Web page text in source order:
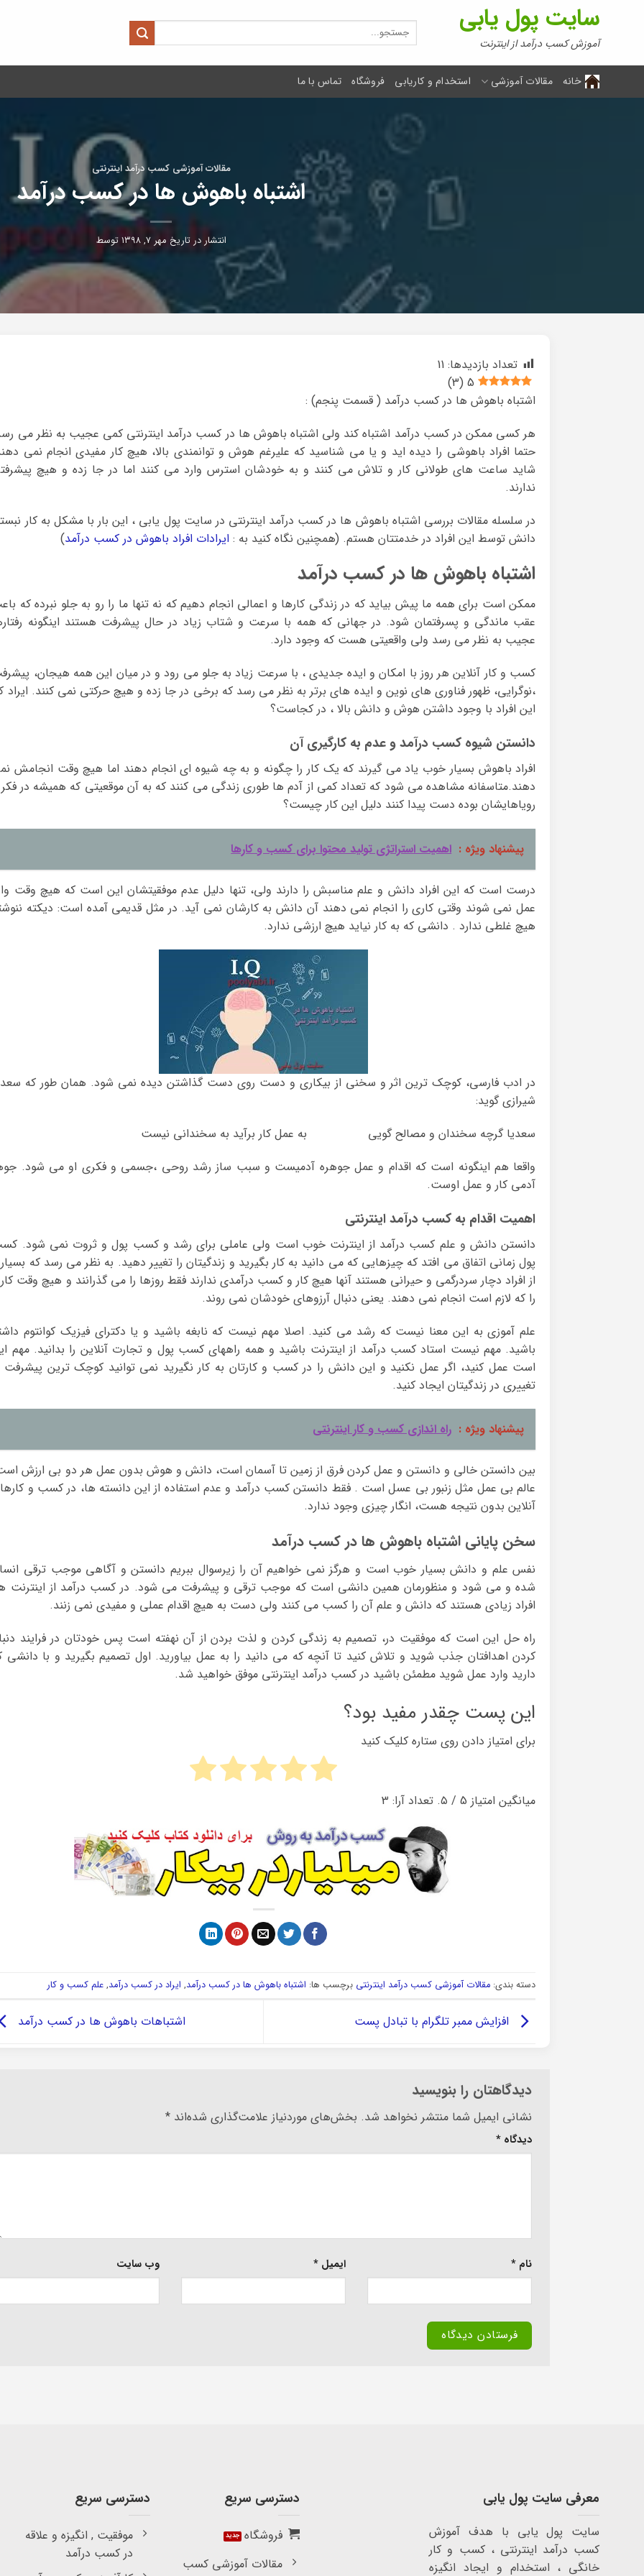
سایت پول یابی
آموزش کسب درآمد از اینترنت
جستجو
برای:
خانه مقالات آموزشی استخدام و کاریابی فروشگاه تماس با ما
مقالات آموزشی کسب درآمد اینترنتی
اشتباه باهوش ها در کسب درآمد
انتشار در تاریخ مهر ۷, ۱۳۹۸ توسط
تعداد بازدیدها: 11
5
(
3
)
اشتباه باهوش ها در کسب درآمد ( قسمت پنجم) :
هر کسی ممکن در کسب درآمد اشتباه کند ولی اشتباه باهوش ها در کسب درآمد اینترنتی کمی عجیب به نظر می
حتما افراد باهوشی را دیده اید و یا می شناسید که علیرغم هوش و توانمندی بالا، هیچ کار مفیدی انجام نمی
شاید ساعت های طولانی کار و تلاش می کنند و به خودشان استرس وارد می کنند اما در جا زده و هیچ
ندارند.
در سلسله مقالات بررسی اشتباه باهوش ها در کسب درآمد اینترنتی در سایت پول یابی ، این بار با مشکل به کار
دانش توسط این افراد در خدمتتان هستم. (همچنین نگاه کنید به : ایرادات افراد باهوش در کسب درآمد)
اشتباه باهوش ها در کسب درآمد
ممکن است برای همه ما پیش بیاید که در زندگی کارها و اعمالی انجام دهیم که نه تنها ما را رو به جلو نبرده که
عقب ماندگی و پسرفتمان شود. در جهانی که همه با سرعت و شتاب زیاد در حال پیشرفت هستند اینگونه
عجیب به نظر می رسد ولی واقعیتی هست که وجود دارد.
کسب و کار آنلاین هر روز با امکان و ایده جدیدی ، با سرعت زیاد به جلو می رود و در میان این همه هیجان،
،نوگرایی، ظهور فناوری های نوین و ایده های برتر به نظر می رسد که برخی در جا زده و هیچ حرکتی نمی کنند. ایراد
این افراد با وجود داشتن هوش و دانش بالا ، در کجاست؟
دانستن شیوه کسب درآمد و عدم به کارگیری آن
افراد باهوش بسیار خوب یاد می گیرند که یک کار را چگونه و به چه شیوه ای انجام دهند اما هیچ وقت انجامش
دهند.متاسفانه مشاهده می شود که تعداد کمی از آدم ها طوری زندگی می کنند که به آن موقعیتی که همیشه در
رویاهایشان بوده دست پیدا کنند دلیل این کار چیست؟
پیشنهاد ویژه : اهمیت استراتژی تولید محتوا برای کسب و کارها
درست است که این افراد دانش و علم مناسبش را دارند ولی، تنها دلیل عدم موفقیتشان این است که هیچ وقت
عمل نمی شوند وقتی کاری را انجام نمی دهند آن دانش به کارشان نمی آید. در مثل قدیمی آمده است: دیکته
هیچ غلطی ندارد . دانشی که به کار نیاید هیچ ارزشی ندارد.
در ادب فارسی، کوچک ترین اثر و سخنی از بیکاری و دست روی دست گذاشتن دیده نمی شود. همان طور که
شیرازی گوید:
سعدیا گرچه سخندان و مصالح گویی به عمل کار برآید به سخندانی نیست
واقعا هم اینگونه است که اقدام و عمل جوهره آدمیست و سبب ساز رشد روحی ،جسمی و فکری او می شود.
آدمی کار و عمل اوست.
اهمیت اقدام به کسب درآمد اینترنتی
دانستن دانش و علم کسب درآمد از اینترنت خوب است ولی عاملی برای رشد و کسب پول و ثروت نمی شود.
پول زمانی اتفاق می افتد که چیزهایی که می دانید به کار بگیرید و زندگیتان را تغییر دهید. به نظر می رسد که
از افراد دچار سردرگمی و حیرانی هستند آنها هیچ کار و کسب درآمدی ندارند فقط روزها را می گذرانند و هیچ وقت
را که لازم است انجام نمی دهند. یعنی دنبال آرزوهای خودشان نمی روند.
علم آموزی به این معنا نیست که رشد می کنید. اصلا مهم نیست که نابغه باشید و یا دکترای فیزیک کوانتوم
باشید. مهم نیست استاد کسب درآمد از اینترنت باشید و همه راههای کسب پول و تجارت آنلاین را بدانید. مهم
است عمل کنید، اگر عمل نکنید و این دانش را در کسب و کارتان به کار نگیرید نمی توانید کوچک ترین پیشرفت
تغییری در زندگیتان ایجاد کنید.
پیشنهاد ویژه : راه اندازی کسب و کار اینترنتی
بین دانستن خالی و دانستن و عمل کردن فرق از زمین تا آسمان است، دانش و هوش بدون عمل هر دو بی ارزش
عالم بی عمل مثل زنبور بی عسل است . فقط دانستن کسب درآمد و عدم استفاده از این دانسته ها، در کسب و
آنلاین بدون نتیجه هست، انگار چیزی وجود ندارد.
سخن پایانی اشتباه باهوش ها در کسب درآمد
نفس علم و دانش بسیار خوب است و هرگز نمی خواهیم آن را زیرسوال ببریم دانستن و آگاهی موجب ترقی
شده و می شود و منظورمان همین دانشی است که موجب ترقی و پیشرفت می شود. در کسب درآمد از اینترنت
افراد زیادی هستند که دانش و علم آن را کسب می کنند ولی دست به هیچ اقدام عملی و مفیدی نمی زنند.
راه حل این است که موفقیت در، تصمیم به زندگی کردن و لذت بردن از آن نهفته است پس خودتان در فرایند
کردن اهدافتان جذب شوید و تلاش کنید تا آنچه که می دانید را به عمل بیاورید. اول تصمیم بگیرید و با دانشی
دارید وارد عمل شوید مطمئن باشید در کسب درآمد اینترنتی موفق خواهید شد.
این پست چقدر مفید بود؟
برای امتیاز دادن روی ستاره کلیک کنید
میانگین امتیاز 5/ ۵. تعداد آرا: 3
دسته بندی: مقالات آموزشی کسب درآمد اینترنتی برچسب ها: اشتباه باهوش ها در کسب درآمد, ایراد در کسب درآمد, علم کسب و کار
افزایش ممبر تلگرام با تبادل پست اشتباهات باهوش ها در کسب درآمد
دیدگاهتان را بنویسید
نشانی ایمیل شما منتشر نخواهد شد. بخش‌های موردنیاز علامت‌گذاری شده‌اند *
دیدگاه *
نام * ایمیل * وب‌ سایت
Alternative:
معرفی سایت پول یابی
سایت پول یابی با هدف آموزش
کسب درآمد اینترنتی ، کسب و کار
خانگی ، استخدام و ایجاد انگیزه
دسترسی سریع
فروشگاه
مقالات آموزشی کسب
دسترسی سریع
موفقیت , انگیزه و علاقه
در کسب درآمد